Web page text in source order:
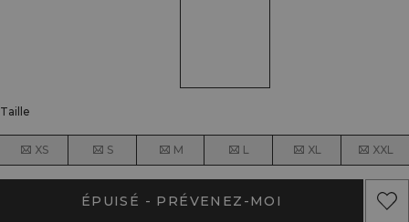
Taille
XS S M L XL XXL
ÉPUISÉ - PRÉVENEZ-MOI